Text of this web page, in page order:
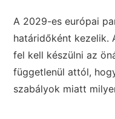
A 2029-es európai
határidőként kezelik.
fel kell készülni az
függetlenül attól,
szabályok miatt